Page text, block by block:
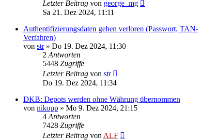
Letzter Beitrag von george_mg
Sa 21. Dez 2024, 11:11
Authentifizierungsdaten gehen verloren (Passwort, TAN-
Verfahren)
von str» Do 19. Dez 2024, 11:30
2 Antworten
5448 Zugriffe
Letzter Beitrag von str
Do 19. Dez 2024, 11:34
DKB: Depots werden ohne Währung übernommen
von nikopp » Mo 9. Dez 2024, 21:15
4 Antworten
7428 Zugriffe
Letzter Beitrag von ALF